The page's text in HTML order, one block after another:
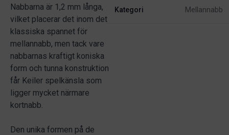
Nabbarna är 1,2 mm långa,
vilket placerar det inom det
klassiska spannet för
mellannabb, men tack vare
nabbarnas kraftigt koniska
form och tunna konstruktion
får Keiler spelkänsla som
ligger mycket närmare
kortnabb.
Den unika formen på de
Kategori Mellannabb